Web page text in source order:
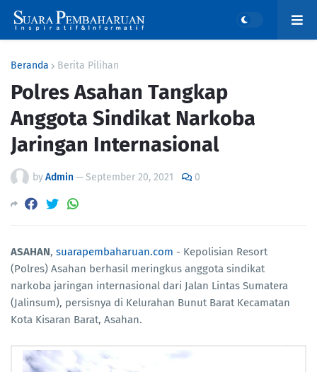
Beranda Berita Pilihan
Polres Asahan Tangkap
Anggota Sindikat Narkoba
Jaringan Internasional
byAdmin—September 20, 2021 0
ASAHAN, suarapembaharuan.com - Kepolisian Resort
(Polres) Asahan berhasil meringkus anggota sindikat
narkoba jaringan internasional dari Jalan Lintas Sumatera
(Jalinsum), persisnya di Kelurahan Bunut Barat Kecamatan
Kota Kisaran Barat, Asahan.